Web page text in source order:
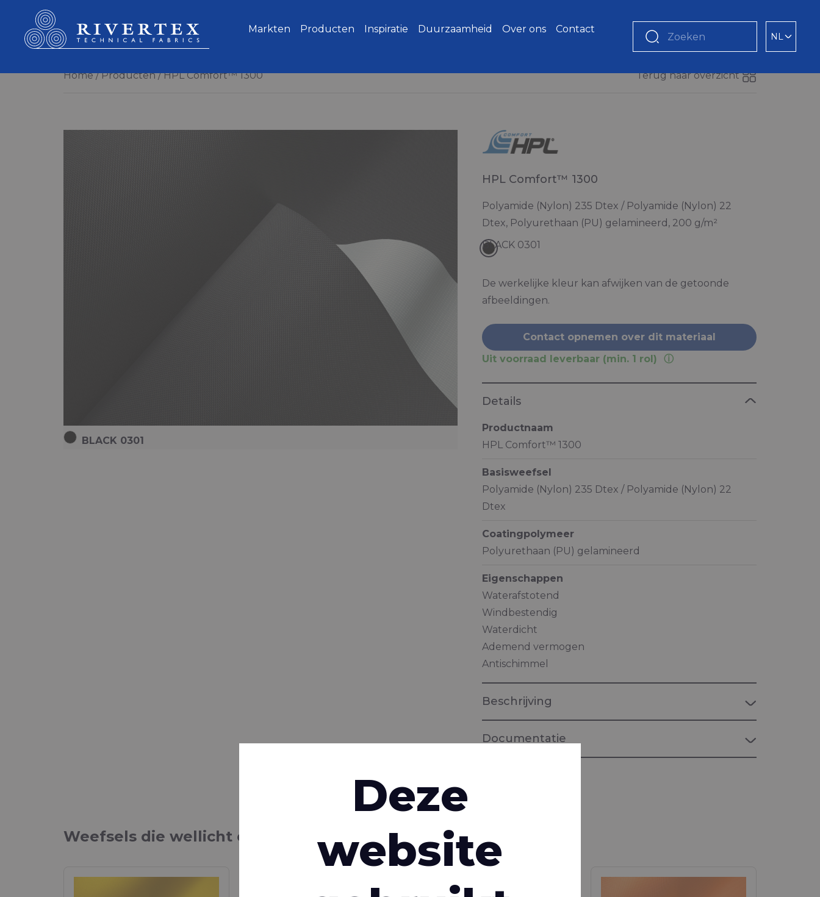
Home Producten HPL Comfort™ 1300
BLACK 0301
HPL Comfort™ 1300
Polyamide (Nylon) 235 Dtex / Polyamide (Nylon) 22
Dtex, Polyurethaan (PU) gelamineerd, 200 g/m²
De werkelijke kleur kan afwijken van de getoonde
afbeeldingen.
Contact opnemen over dit materiaal
Uit voorraad leverbaar (min. 1 rol)
Details
Productnaam
HPL Comfort™ 1300
Basisweefsel
Polyamide (Nylon) 235 Dtex / Polyamide (Nylon) 22
Dtex
Coatingpolymeer
Polyurethaan (PU) gelamineerd
Eigenschappen
Waterafstotend
Windbestendig
Waterdicht
Ademend vermogen
Antischimmel
Beschrijving
Documentatie
Terug naar overzicht
Weefsels die wellicht ook interessant zijn
Rivertex Technical Fabrics Group
Markten
Producten Inspiratie Duurzaamheid Over ons Contact
Zoeken NL
Deze
website